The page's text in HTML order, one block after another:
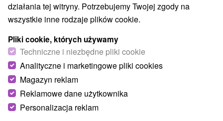
Region turystyczny
działania tej witryny. Potrzebujemy Twojej zgody na
wszystkie inne rodzaje plików cookie.
Pliki cookie, których używamy
Techniczne i niezbędne pliki cookie
Analityczne i marketingowe pliki cookies
Magazyn reklam
Reklamowe dane użytkownika
Personalizacja reklam